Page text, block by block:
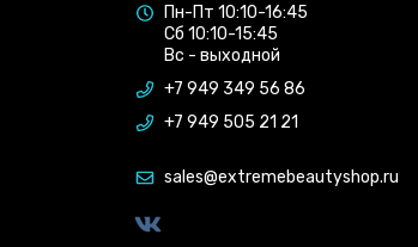
Пн-Пт 10:10-16:45
Сб 10:10-15:45
Вс - выходной
+7 949 349 56 86
+7 949 505 21 21
sales@extremebeautyshop.ru